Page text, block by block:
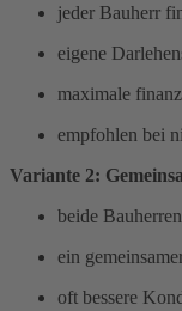
jeder Bauherr
eigene
maximale
empfohlen bei
Variante 2:
beide
ein
oft bessere